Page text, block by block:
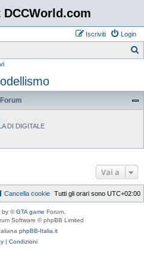
Login
Iscriviti
c
Forum
DI DIGITALE
Vai a
Tutti gli orari sono UTC+02:00
Cancella cookie
by ©GTA game Forum.
Software © phpBB Limited
phpBB-Italia.it
| Condizioni